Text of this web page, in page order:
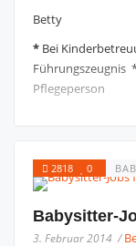
Betty
* Bei
Führungszeugnis
Pflegeperson
2818 0
Babysitter-
3. Februar 2014 /